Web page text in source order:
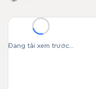
Đang tải xem trước...